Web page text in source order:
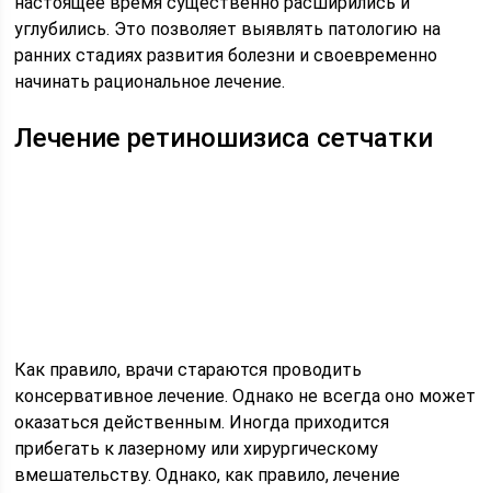
углубились. Это позволяет выявлять патологию на
ранних стадиях развития болезни и своевременно
начинать рациональное лечение.
Лечение ретиношизиса сетчатки
Как правило, врачи стараются проводить
консервативное лечение. Однако не всегда оно может
оказаться действенным. Иногда приходится
прибегать к лазерному или хирургическому
вмешательству. Однако, как правило, лечение